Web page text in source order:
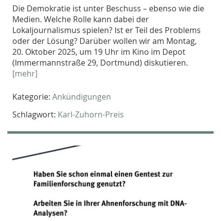
Die Demokratie ist unter Beschuss – ebenso wie die
Medien. Welche Rolle kann dabei der
Lokaljournalismus spielen? Ist er Teil des Problems
oder der Lösung? Darüber wollen wir am Montag,
20. Oktober 2025, um 19 Uhr im Kino im Depot
(Immermannstraße 29, Dortmund) diskutieren.
[mehr]
Kategorie: Ankündigungen
Schlagwort: Karl-Zuhorn-Preis